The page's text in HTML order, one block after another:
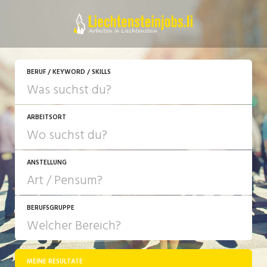
BERUF / KEYWORD / SKILLS
ARBEITSORT
ANSTELLUNG
JOB-TYP
Festanstellung
BERUFSGRUPPE
MEINE RESULTATE
JETZT BEWERBEN